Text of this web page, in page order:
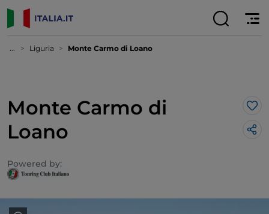
... Liguria Monte Carmo di Loano
Monte Carmo di
Loano
Powered by: